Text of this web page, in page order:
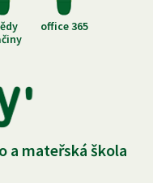
office 365
a mateřská škola